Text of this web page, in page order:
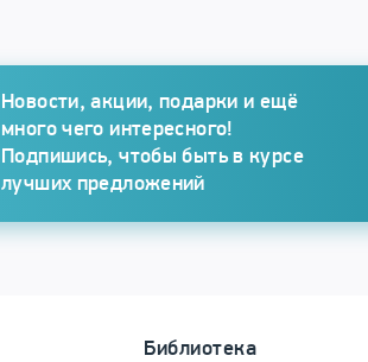
Новости, акции, подарки и ещё
много чего интересного!
Подпишись, чтобы быть в курсе
лучших предложений
Библиотека